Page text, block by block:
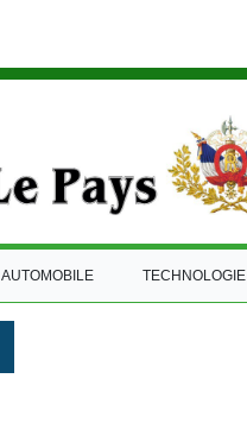
AUTOMOBILE TECHNOLOGIE